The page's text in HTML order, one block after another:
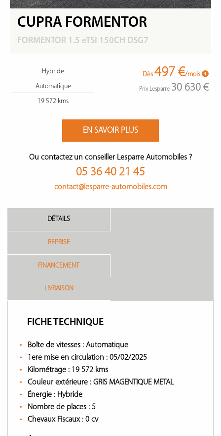
CUPRA FORMENTOR
FORMENTOR 1.5 eTSI 150CH DSG7
Hybride
Automatique
19 572 kms
Dès 497 €/mois
Prix Lesparre 30 630 €
EN SAVOIR PLUS
Ou contactez un conseiller Lesparre Automobiles ?
05 36 40 21 45
contact@lesparre-automobiles.com
DÉTAILS
REPRISE
FINANCEMENT
LIVRAISON
FICHE TECHNIQUE
Boîte de vitesses : Automatique
1ere mise en circulation : 05/02/2025
Kilométrage : 19 572 kms
Couleur extérieure : GRIS MAGENTIQUE METAL
Énergie : Hybride
Nombre de places : 5
Chevaux Fiscaux : 0 cv